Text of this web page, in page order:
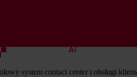
system contact center i obsługi